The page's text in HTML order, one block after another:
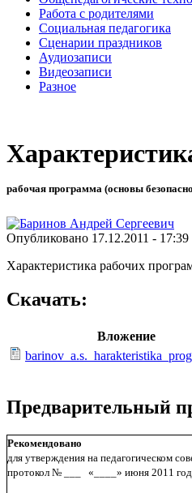
Работа с родителями
Социальная педагогика
Сценарии праздников
Аудиозаписи
Видеозаписи
Разное
рабочая программа (основы
Опубликовано 17.12.2011 - 17:39
Характеристика рабочих
Скачать:
Вложение
Предварительный
Рекомендовано
для утверждения на педагогическом
протокол № ___ «____» июня 2011